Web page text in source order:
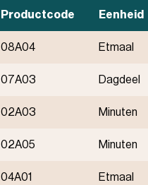
Productcode Eenheid
08A04 Etmaal
07A03 Dagdeel
02A03 Minuten
02A05 Minuten
04A01 Etmaal